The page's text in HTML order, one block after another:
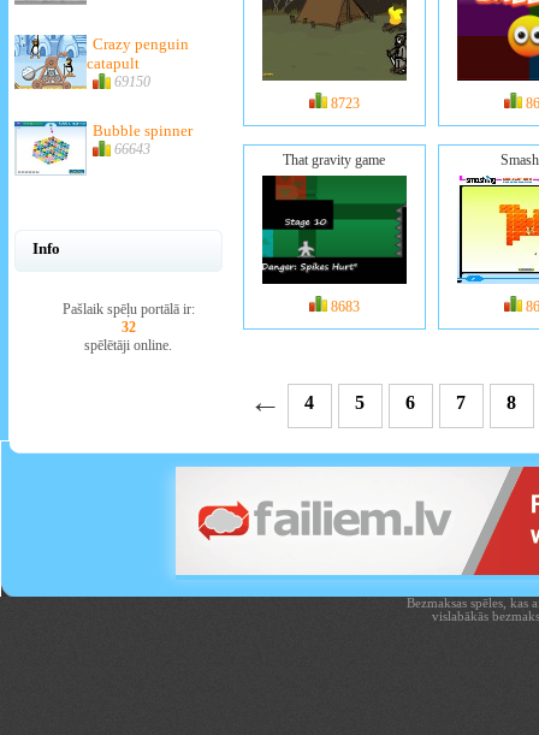
Crazy penguin
catapult
69150
Bubble spinner
66643
Info
Pašlaik spēļu portālā ir:
32
spēlētāji online.
8723
That gravity game
8683
← 4 5 6 7 8
Bezmaksas spēles,
vislabākās